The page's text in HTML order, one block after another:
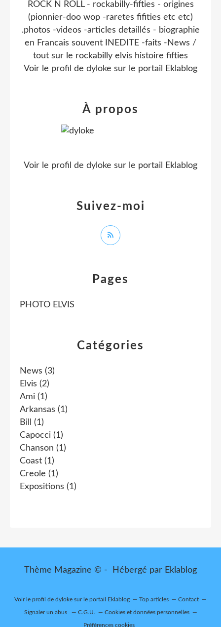
Catégories
News (3)
Elvis (2)
Ami (1)
Arkansas (1)
Bill
(1)
Capocci (1)
Chanson (1)
Coast (1)
Creole (1)
Expositions (1)
Pages
PHOTO ELVIS
ROCK N ROLL - rockabilly-fifties - origines
(pionnier-doo wop -raretes fifities etc etc)
.photos -videos -articles detaillés - biographie
en Francais souvent INEDITE -faits -News /
tout sur le rockabilly elvis histoire fifties
Voir le profil de dyloke sur le portail Eklablog
Suivez-moi
À propos
Voir le profil de dyloke sur le portail Eklablog
Thème Magazine © - Hébergé par Eklablog
Voir le profil de dyloke sur le portail Eklablog Top articles Contact
Signaler un abus C.G.U. Cookies et données personnelles
Préférences cookies